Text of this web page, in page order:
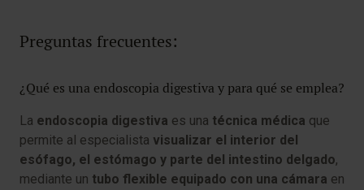
Preguntas frecuentes:
¿Qué es una endoscopia digestiva y para qué se emplea?
La endoscopia digestiva es una técnica médica que
permite al especialista visualizar el interior del
esófago, el estómago y parte del intestino delgado,
mediante un tubo flexible equipado con una cámara en